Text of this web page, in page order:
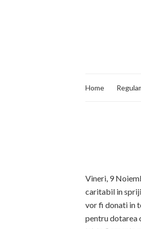
Home
Vineri, 9
caritabil in
vor fi donati in
pentru dotarea